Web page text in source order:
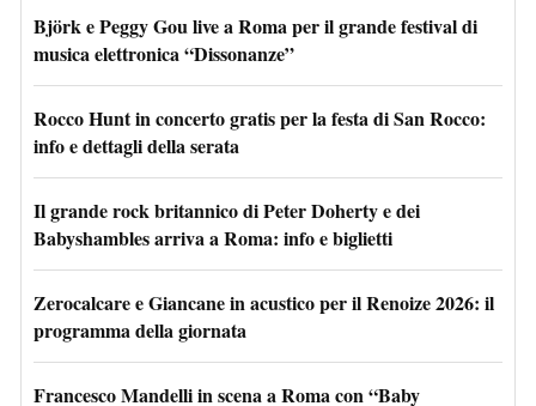
Björk e Peggy Gou live a Roma per il grande festival di
musica elettronica “Dissonanze”
Rocco Hunt in concerto gratis per la festa di San Rocco:
info e dettagli della serata
Il grande rock britannico di Peter Doherty e dei
Babyshambles arriva a Roma: info e biglietti
Zerocalcare e Giancane in acustico per il Renoize 2026: il
programma della giornata
Francesco Mandelli in scena a Roma con “Baby